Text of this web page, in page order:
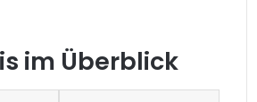
im Überblick